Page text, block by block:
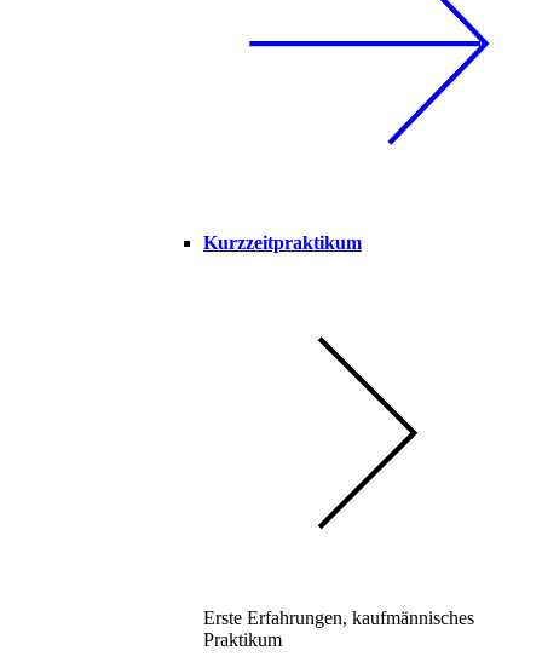
Kurzzeitpraktikum
Erste Erfahrungen, kaufmännisches
Praktikum